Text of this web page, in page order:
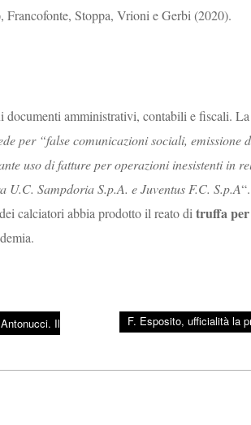
Francofonte, Stoppa, Vrioni e Gerbi (2020).
documenti amministrativi, contabili e fiscali.
per “false comunicazioni sociali, emissione
uso di fatture per operazioni inesistenti in
Sampdoria S.p.A. e Juventus F.C. S.p.A
calciatori abbia prodotto il reato di truffa per
Il
F. Esposito, ufficialità la